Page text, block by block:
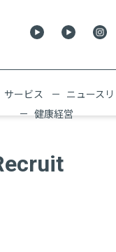
サービス
ニュース
健康経営